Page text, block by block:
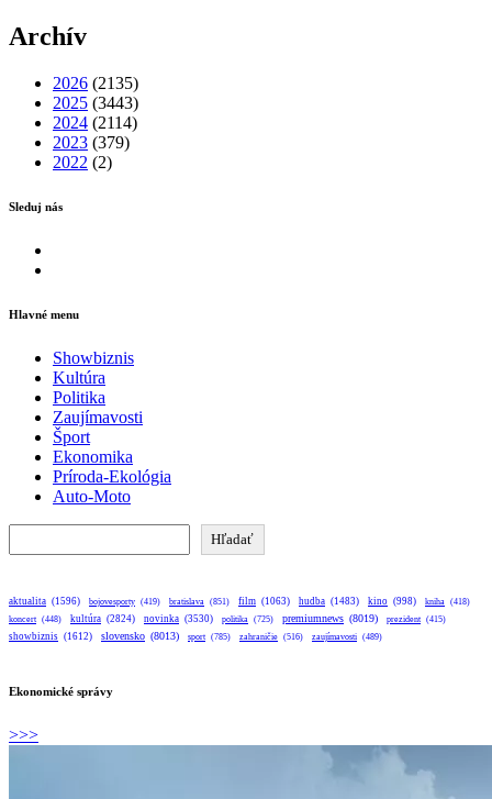
Archív
2026 (2135)
2025 (3443)
2024 (2114)
2023 (379)
2022 (2)
Sleduj nás
Hlavné menu
Showbiznis
Kultúra
Politika
Zaujímavosti
Šport
Ekonomika
Príroda-Ekológia
Auto-Moto
Hľadať
aktualita (1596) bojovesporty (419) bratislava (851) film (1063) hudba (1483) kino (998) kniha
(418)
koncert (448) kultúra (2824) novinka (3530) politika (725) premiumnews (8019) prezident (415)
showbiznis (1612) slovensko (8013) sport (785) zahraničie (516) zaujímavosti (489)
Ekonomické správy
>>>